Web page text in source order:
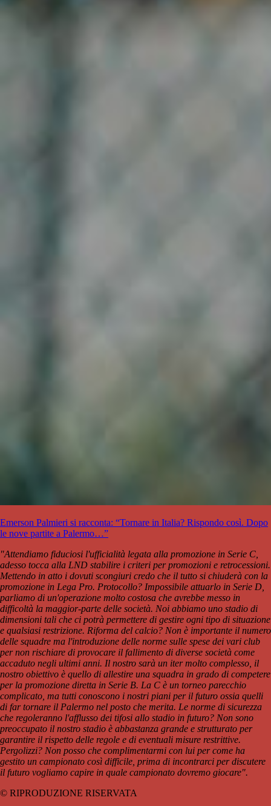
Emerson Palmieri si racconta: “Tornare in Italia? Rispondo così. Dopo
le nove partite a Palermo…”
"Attendiamo fiduciosi l'ufficialità legata alla promozione in Serie C,
adesso tocca alla LND stabilire i criteri per promozioni e retrocessioni.
Mettendo in atto i dovuti scongiuri credo che il tutto si chiuderà con la
promozione in Lega Pro. Protocollo? Impossibile attuarlo in Serie D,
parliamo di un'operazione molto costosa che avrebbe messo in
difficoltà la maggior-parte delle società. Noi abbiamo uno stadio di
dimensioni tali che ci potrà permettere di gestire ogni tipo di situazione
e qualsiasi restrizione. Riforma del calcio? Non è importante il numero
delle squadre ma l'introduzione delle norme sulle spese dei vari club
per non rischiare di provocare il fallimento di diverse società come
accaduto negli ultimi anni. Il nostro sarà un iter molto complesso, il
nostro obiettivo è quello di allestire una squadra in grado di competere
per la promozione diretta in Serie B. La C è un torneo parecchio
complicato, ma tutti conoscono i nostri piani per il futuro ossia quelli
di far tornare il Palermo nel posto che merita. Le norme di sicurezza
che regoleranno l'afflusso dei tifosi allo stadio in futuro? Non sono
preoccupato il nostro stadio è abbastanza grande e strutturato per
garantire il rispetto delle regole e di eventuali misure restrittive.
Pergolizzi? Non posso che complimentarmi con lui per come ha
gestito un campionato così difficile, prima di incontrarci per discutere
il futuro vogliamo capire in quale campionato dovremo giocare".
© RIPRODUZIONE RISERVATA